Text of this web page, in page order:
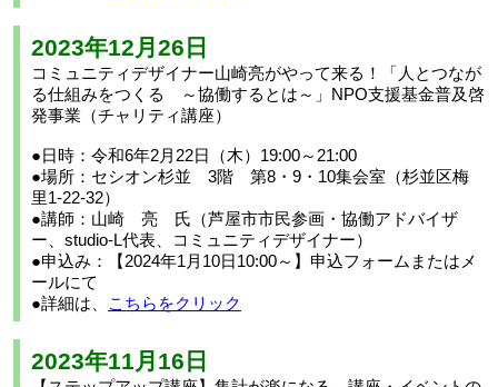
2023年12月26日
コミュニティデザイナー山崎亮がやって来る！「人とつなが
る仕組みをつくる ～協働するとは～」NPO支援基金普及啓
発事業（チャリティ講座）
●日時：令和6年2月22日（木）19:00～21:00
●場所：セシオン杉並 3階 第8・9・10集会室（杉並区梅
里1-22-32）
●講師：山崎 亮 氏（芦屋市市民参画・協働アドバイザ
ー、studio-L代表、コミュニティデザイナー）
●申込み：【2024年1月10日10:00～】申込フォームまたはメ
ールにて
●詳細は、
こちらをクリック
2023年11月16日